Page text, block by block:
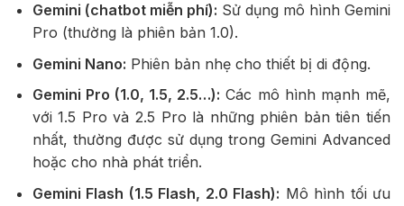
Gemini (chatbot miễn phí): Sử dụng mô hình Gemini
Pro (thường là phiên bản 1.0).
Gemini Nano: Phiên bản nhẹ cho thiết bị di động.
Gemini Pro (1.0, 1.5, 2.5…): Các mô hình mạnh mẽ,
với 1.5 Pro và 2.5 Pro là những phiên bản tiên tiến
nhất, thường được sử dụng trong Gemini Advanced
hoặc cho nhà phát triển.
Gemini Flash (1.5 Flash, 2.0 Flash): Mô hình tối ưu